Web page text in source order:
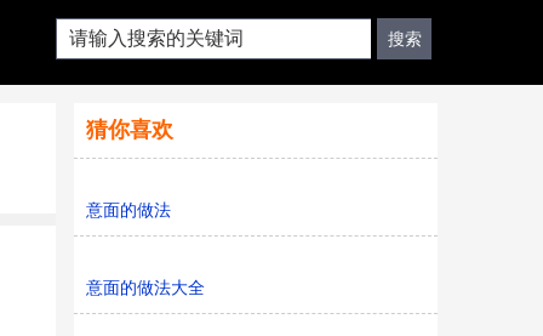
猜你喜欢
意面的做法
意面的做法大全